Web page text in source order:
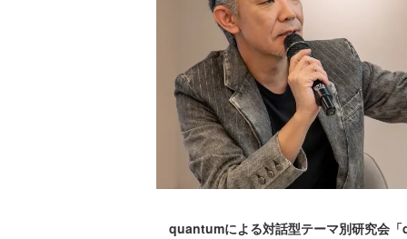
quantumによる対話型テーマ別研究会